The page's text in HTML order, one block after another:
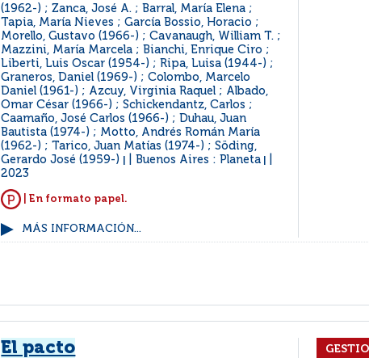
(1962-) ; Zanca, José A. ; Barral, María Elena ;
Tapia, María Nieves ; García Bossio, Horacio ;
Morello, Gustavo (1966-) ; Cavanaugh, William T. ;
Mazzini, María Marcela ; Bianchi, Enrique Ciro ;
Liberti, Luis Oscar (1954-) ; Ripa, Luisa (1944-) ;
Graneros, Daniel (1969-) ; Colombo, Marcelo
Daniel (1961-) ; Azcuy, Virginia Raquel ; Albado,
Omar César (1966-) ; Schickendantz, Carlos ;
Caamaño, José Carlos (1966-) ; Duhau, Juan
Bautista (1974-) ; Motto, Andrés Román María
(1962-) ; Tarico, Juan Matías (1974-) ; Söding,
Gerardo José (1959-)
Buenos Aires : Planeta
2023
| En formato papel.
MÁS INFORMACIÓN...
El pacto